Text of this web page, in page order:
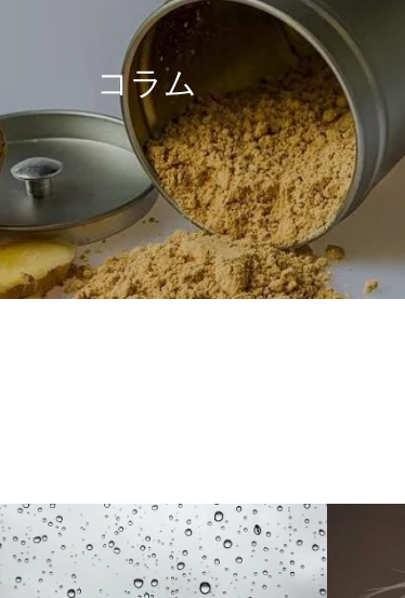
月経痛/月経困難症の
月経不順の漢方薬治療
熱中症の漢方薬治療と養生
コラム